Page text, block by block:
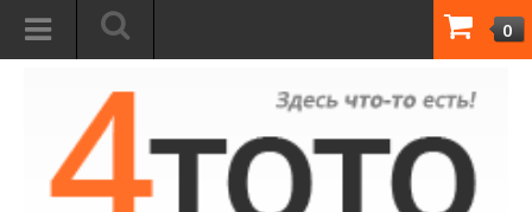
0